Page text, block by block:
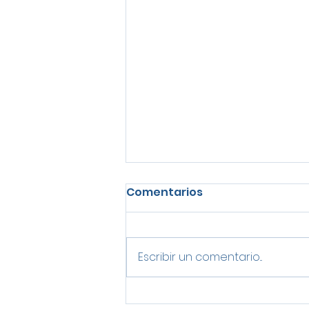
Las tendencias en
Comentarios
Escribir un comentario...